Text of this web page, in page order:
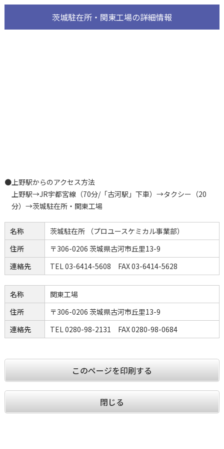
茨城駐在所・関東工場の詳細情報
●上野駅からのアクセス方法
上野駅→JR宇都宮線（70分/「古河駅」下車） →タクシー（20
分） →茨城駐在所・関東工場
名称
茨城駐在所 （プロユースケミカル事業部）
住所
〒306-0206 茨城県古河市丘里13-9
連絡先
TEL 03-6414-5608 FAX 03-6414-5628
名称
関東工場
住所
〒306-0206 茨城県古河市丘里13-9
連絡先
TEL 0280-98-2131 FAX 0280-98-0684
このページを印刷する
閉じる